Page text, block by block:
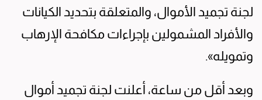
لجنة تجميد الأموال، والمتعلقة بتحديد الكيانات
والأفراد المشمولين بإجراءات مكافحة الإرهاب
وتمويله».
وبعد أقل من ساعة، أعلنت لجنة تجميد أموال